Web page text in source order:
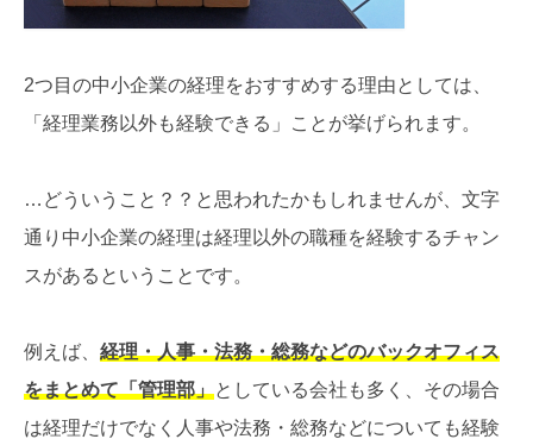
2つ目の中小企業の経理をおすすめする理由としては、
「経理業務以外も経験できる」ことが挙げられます。
…どういうこと？？と思われたかもしれませんが、文字
通り中小企業の経理は経理以外の職種を経験するチャン
スがあるということです。
例えば、 経理・人事・法務・総務などのバックオフィス
をまとめて「管理部」としている会社も多く、その場合
は経理だけでなく人事や法務・総務などについても経験